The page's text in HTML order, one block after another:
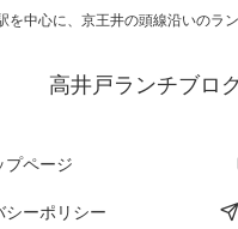
を中心に、京王井の頭線沿いのラ
高井戸ランチブロ
プページ
シーポリシー